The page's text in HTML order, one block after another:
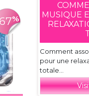
%
MUSIQUE
Comment
pour une
totale...